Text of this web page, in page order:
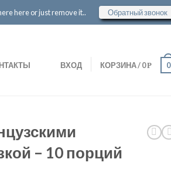
here or just remove it.. Обратный звонок
ВХОД КОРЗИНА/0Р 0
– 10 порций